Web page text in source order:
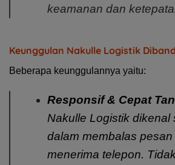
keamanan dan
Keunggulan Nakulle Logistik
Beberapa keunggulannya yaitu:
Responsif & Cepat
Nakulle Logistik dikenal
dalam membalas pesan
menerima telepon.